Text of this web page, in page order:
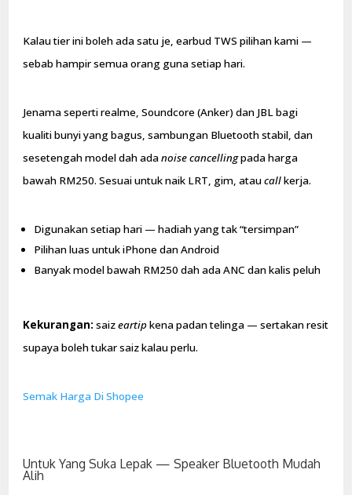
Kalau tier ini boleh ada satu je, earbud TWS pilihan kami —
sebab hampir semua orang guna setiap hari.
Jenama seperti realme, Soundcore (Anker) dan JBL bagi
kualiti bunyi yang bagus, sambungan Bluetooth stabil, dan
sesetengah model dah adanoise cancellingpada harga
bawah RM250. Sesuai untuk naik LRT, gim, ataucallkerja.
Digunakan setiap hari — hadiah yang tak “tersimpan”
Pilihan luas untuk iPhone dan Android
Banyak model bawah RM250 dah ada ANC dan kalis peluh
Kekurangan: saizeartipkena padan telinga — sertakan resit
supaya boleh tukar saiz kalau perlu.
Semak Harga Di Shopee
Untuk Yang Suka Lepak — Speaker Bluetooth Mudah
Alih